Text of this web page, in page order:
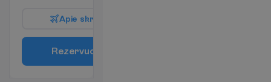
Apie skr
Rezervuo